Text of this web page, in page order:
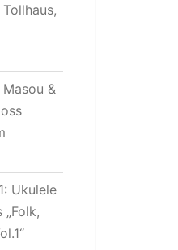
&
Ukulele